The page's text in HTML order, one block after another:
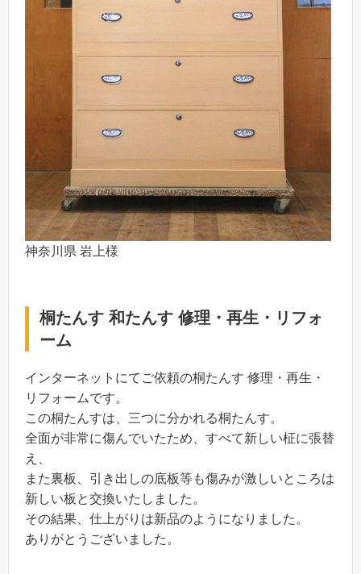
神奈川県 岩上様
桐たんす 和たんす 修理・再生・リフォ
ーム
インターネットにてご依頼の桐たんす 修理・再生・
リフォームです。
この桐たんすは、三つに分かれる桐たんす。
全面が非常に傷んでいたため、すべて新しい柾に張替
え、
また裏板、引き出しの底板等も傷みが激しいところは
新しい板と交換いたしました。
その結果、仕上がりは新品のようになりました。
ありがとうございました。